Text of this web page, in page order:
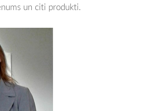
un citi produkti.